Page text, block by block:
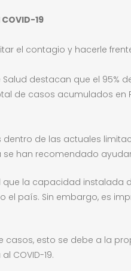
19
el contagio y hacerle
destacan que el 95%
de casos acumulados
de las actuales
han recomendado
la capacidad instalada
el país. Sin embargo, es
esto se debe a la
COVID-19.